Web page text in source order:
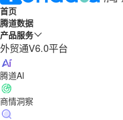
首页
腾道数据
产品服务
外贸通V6.0平台
腾道AI
商情洞察